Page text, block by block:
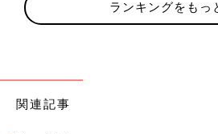
まれの息子のママ。
●ブログ：うちのこと。
ランキングをもっ
関連記事